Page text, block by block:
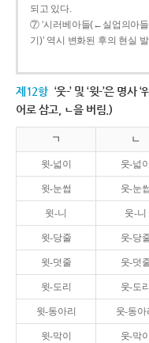
되고 있다.
⑦ ‘시러베아들(←실업의아
기)’ 역시 변화된 후의 현실
제12항 ‘웃-’ 및 ‘윗-’은 명사
어로 삼고, ㄴ을 버림.)
ㄱ ㄴ
윗-넓이 웃-넓이
윗-눈썹 웃-눈썹
윗-니 웃-니
윗-당줄 웃-당
윗-덧줄 웃-덧
윗-도리 웃-도리
윗-동아리 웃-동아
윗-막이 웃-막이